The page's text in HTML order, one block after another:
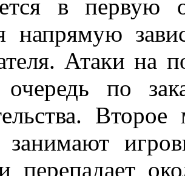
в
напрямую
Атаки на
по
занимают
перепадает